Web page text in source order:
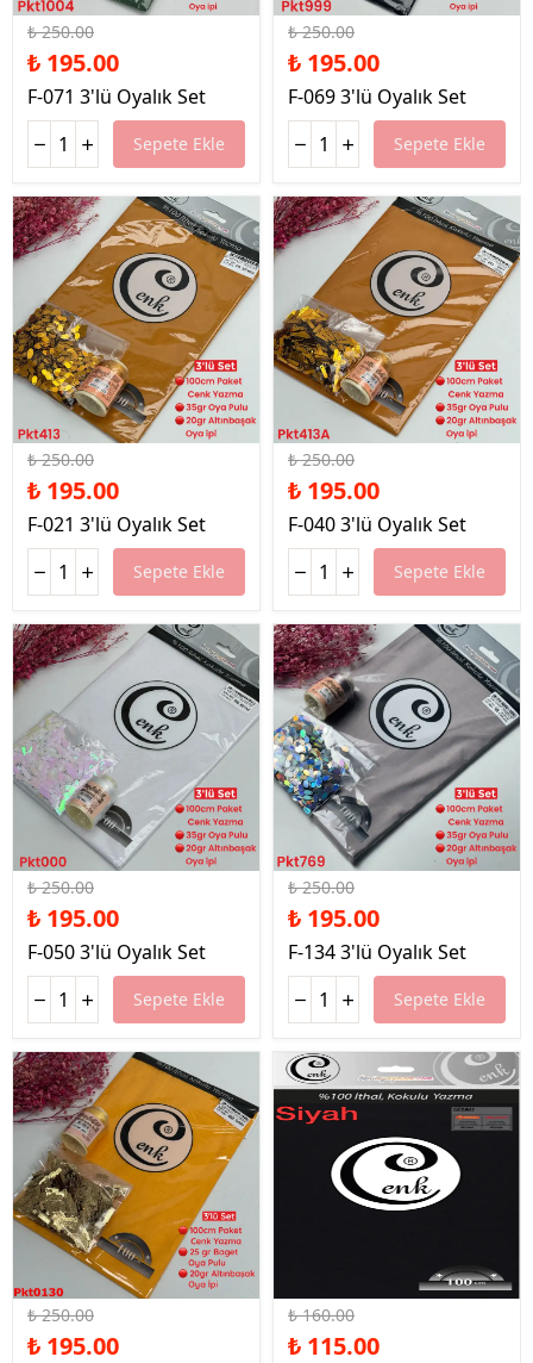
₺ 250.00
₺ 195.00
F-071 3'lü Oyalık Set
Sepete Ekle
₺ 250.00
₺ 195.00
F-069 3'lü Oyalık Set
Sepete Ekle
%22 İndirim
₺ 250.00
₺ 195.00
F-021 3'lü Oyalık Set
Sepete Ekle
%22 İndirim
₺ 250.00
₺ 195.00
F-040 3'lü Oyalık Set
Sepete Ekle
%22 İndirim
₺ 250.00
₺ 195.00
F-050 3'lü Oyalık Set
Sepete Ekle
%22 İndirim
₺ 250.00
₺ 195.00
F-134 3'lü Oyalık Set
Sepete Ekle
%22 İndirim
₺ 250.00
₺ 195.00
₺ 160.00
₺ 115.00